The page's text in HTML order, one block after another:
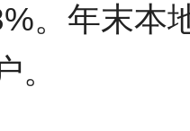
。年末本
。